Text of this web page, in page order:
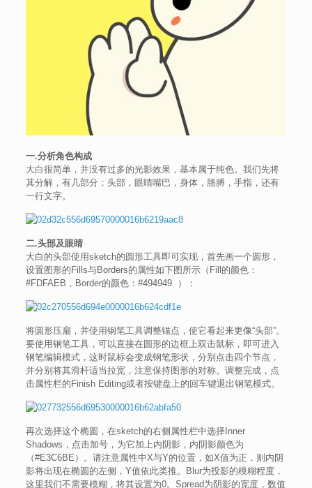
一.分析角色构成
大白很简单，并没有过多的光影效果，基本属于纯色。我们先将
其分解，有几部分：头部，眼睛嘴巴，身体，胳膊，手指，还有
一行文字。
二.头部及眼睛
大白的头部使用sketch的圆形工具即可实现，首先画一个圆形，
设置图形的Fills与Borders的属性如下图所示（Fill的颜色：
#FDFAEB，Border的颜色：#494949 ）：
将圆形压扁，并使用钢笔工具调整锚点，使它看起来更像“头部”。
要使用钢笔工具，可以直接在圆形的边框上双击鼠标，即可进入
钢笔编辑模式，这时鼠标会变成钢笔形状，分别点击四个节点，
并分别将其滑杆适当拉宽，注意保持图形的对称。调整完成，点
击属性栏的Finish Editing或者按键盘上的回车键退出钢笔模式。
再次选择这个椭圆，在sketch的右侧属性栏中选择Inner
Shadows，点击加号，为它加上内阴影，内阴影颜色为
（#E3C6BE）。请注意属性中X与Y的位置，如X值为正，则内阴
影将出现在椭圆的左侧，Y值依此类推。Blur为投影的模糊程度，
这里我们不需要模糊，将其设置为0。Spread为阴影的宽度，数值